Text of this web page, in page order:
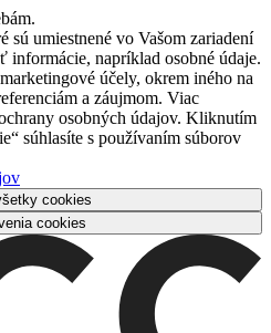
sú umiestnené vo Vašom zariadení
informácie, napríklad osobné údaje.
účely, okrem iného na
a záujmom. Viac
osobných údajov. Kliknutím
súhlasíte s používaním súborov
cookies
cookies